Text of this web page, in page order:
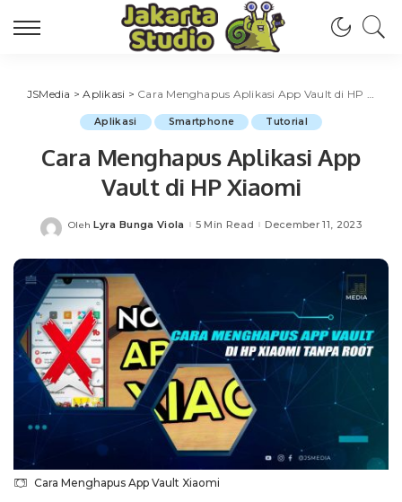
JSMedia >Aplikasi > Cara Menghapus Aplikasi App Vault di HP Xiaomi
Aplikasi Smartphone Tutorial
Cara Menghapus Aplikasi App
Vault di HP Xiaomi
Posted
Oleh Lyra Bunga Viola 5 Min Read December 11, 2023
Cara Menghapus App Vault Xiaomi